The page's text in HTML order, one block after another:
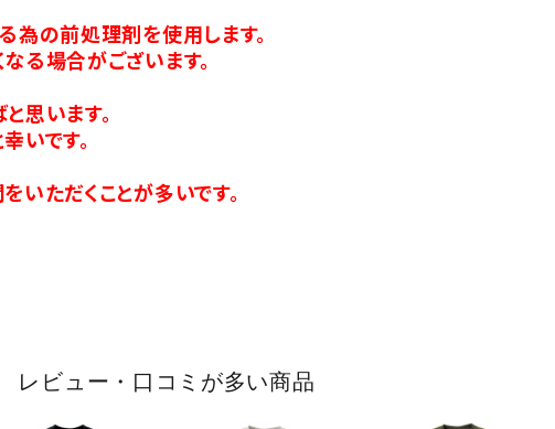
為の前処理剤を使用します。
る場合がございます。
思います。
いです。
ただくことが多いです。
レビュー・口コミが多い商品